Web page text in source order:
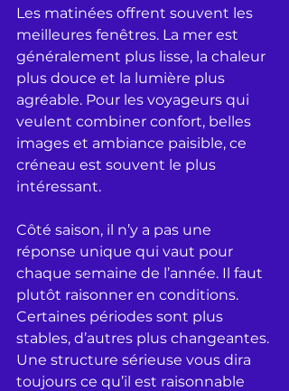
Les matinées offrent souvent les
meilleures fenêtres. La mer est
généralement plus lisse, la chaleur
plus douce et la lumière plus
agréable. Pour les voyageurs qui
veulent combiner confort, belles
images et ambiance paisible, ce
créneau est souvent le plus
intéressant.
Côté saison, il n’y a pas une
réponse unique qui vaut pour
chaque semaine de l’année. Il faut
plutôt raisonner en conditions.
Certaines périodes sont plus
stables, d’autres plus changeantes.
Une structure sérieuse vous dira
toujours ce qu’il est raisonnable